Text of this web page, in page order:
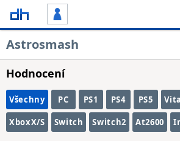
Astrosmash
Hodnocení
Všechny PC PS1 PS4 PS5 Vita
XboxX/S Switch Switch2 At2600